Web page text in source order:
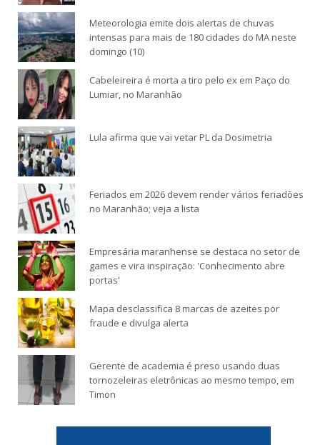
Meteorologia emite dois alertas de chuvas
intensas para mais de 180 cidades do MA neste
domingo (10)
Cabeleireira é morta a tiro pelo ex em Paço do
Lumiar, no Maranhão
Lula afirma que vai vetar PL da Dosimetria
Feriados em 2026 devem render vários feriadões
no Maranhão; veja a lista
Empresária maranhense se destaca no setor de
games e vira inspiração: 'Conhecimento abre
portas'
Mapa desclassifica 8 marcas de azeites por
fraude e divulga alerta
Gerente de academia é preso usando duas
tornozeleiras eletrônicas ao mesmo tempo, em
Timon